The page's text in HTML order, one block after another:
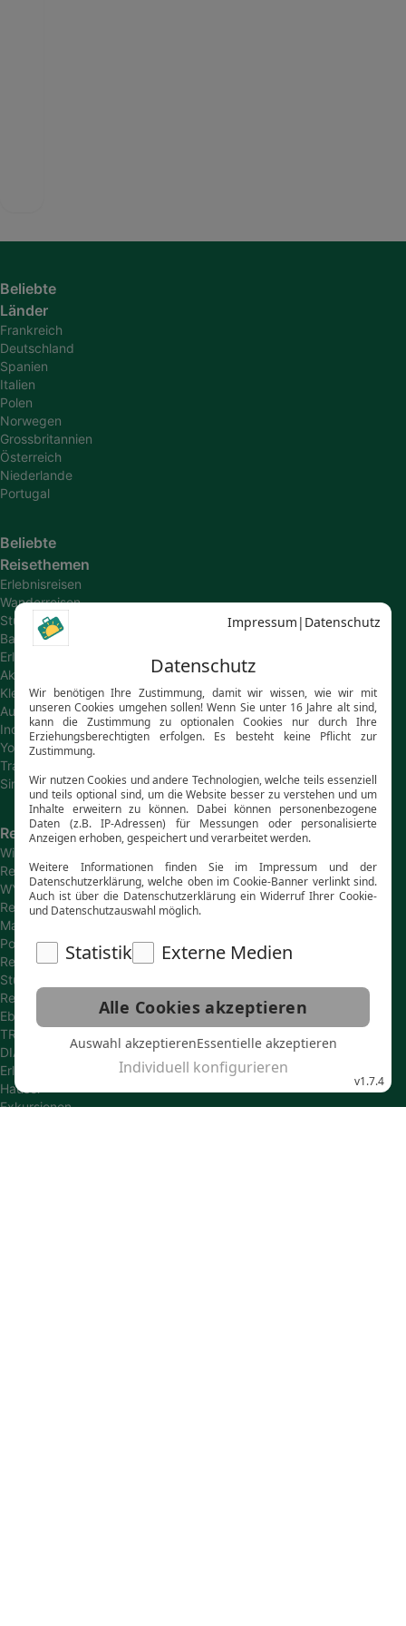
Beliebte
Länder
Frankreich
Deutschland
Spanien
Italien
Polen
Norwegen
Grossbritannien
Österreich
Niederlande
Portugal
Beliebte
Reisethemen
Erlebnisreisen
Wanderreisen
Studienreisen
Bahn-
Erlebnisreisen
Aktivreisen
Kleingruppenreisen
Autoreisen
Individualreisen
Young
Travel
Singlereisen
Reiseanbieter
Wikinger
Reisen
WYLDAWAY
Reisen
Marco
Polo
Reisen
Studiosus
Reisen
Eberhardt
TRAVEL
DIAMIR
Erlebnisreisen
Hauser
Exkursionen